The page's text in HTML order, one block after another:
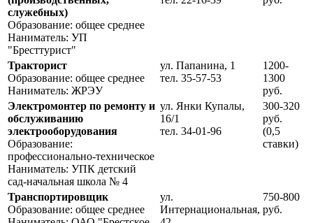
служебных)
Образование: общее среднее
Наниматель: УП
"Бресттурист"
Тракторист
Образование: общее среднее
Наниматель: ЖРЭУ
ул. Папанина, 1
тел. 35-57-53
1200-
1300
руб.
Электромонтер по ремонту и
обслуживанию
электрооборудования
Образование:
профессионально-техническое
Наниматель: УПК детский
сад-начальная школа № 4
ул. Янки Купалы,
16/1
тел. 34-01-96
300-320
руб.
(0,5
ставки)
Транспортировщик
Образование: общее среднее
ул.
Интернациональная,
750-800
руб.